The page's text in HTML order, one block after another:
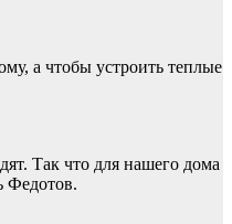
а чтобы устроить теплые
Так что для нашего дома
Федотов.